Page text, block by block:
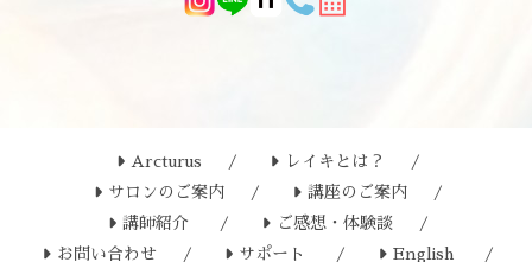
Arcturus
レイキとは？
サロンのご案内
講座のご案内
講師紹介
ご感想・体験談
お問い合わせ
サポート English